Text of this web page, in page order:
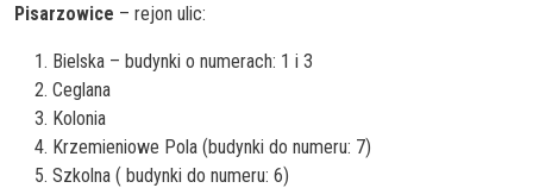
Pisarzowice – rejon ulic:
Bielska – budynki o numerach: 1 i 3
Ceglana
Kolonia
Krzemieniowe Pola (budynki do numeru: 7)
Szkolna ( budynki do numeru: 6)